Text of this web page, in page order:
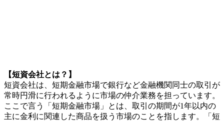
【短資会社とは？】
短資会社は、短期金融市場で銀行など金融機関同士の取引が
常時円滑に行われるように市場の仲介業務を担っています。
ここで言う「短期金融市場」とは、取引の期間が1年以内の
主に金利に関連した商品を扱う市場のことを指します。「短